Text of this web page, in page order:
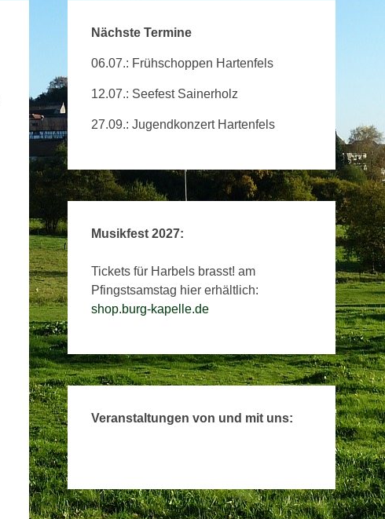
Nächste Termine
06.07.: Frühschoppen Hartenfels
12.07.: Seefest Sainerholz
27.09.: Jugendkonzert Hartenfels
Musikfest 2027:
Tickets für Harbels brasst! am
Pfingstsamstag hier erhältlich:
shop.burg-kapelle.de
Veranstaltungen von und mit uns: